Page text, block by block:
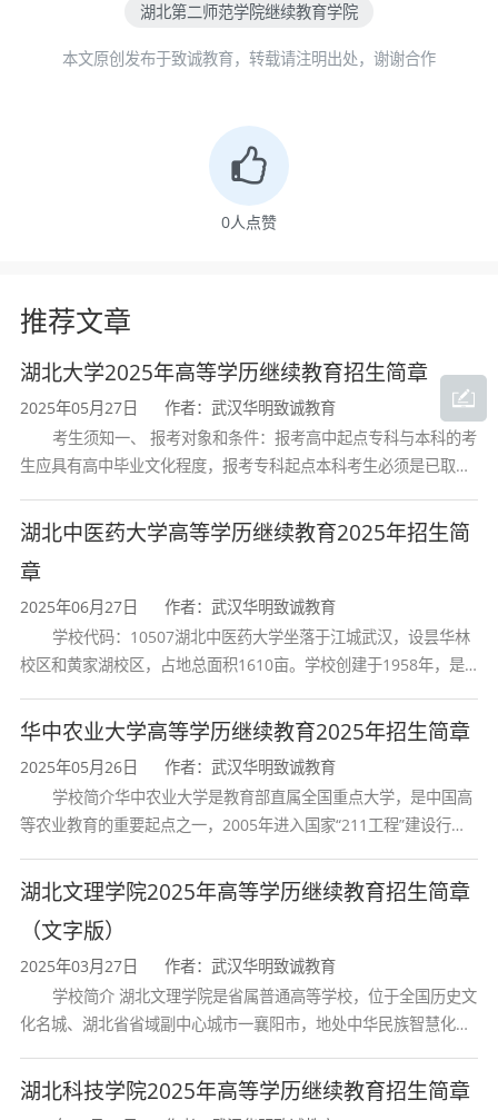
学、材料物理、人工智能、国
管理、应用化学、视觉传达设计
1、省属公办师范名校，行业认可度高
办本科高校，师范办学特色鲜明，教育类专业在湖北中
2、教学模式灵活，适配在职人群
化学习模式，配套官方线上教学平台，课程可随时回
看、自主安排进度，无强制线下集中授课，不占用工作
与休息时间，上班族、宝妈、在岗从业者均可轻松完成
学业。
3、录取通过率稳定，升学门槛友好：学校招生计划充
足，严格执行湖北省成考统一录取规则，年满25周岁可
享政策性加分，针对基础薄弱在职考生适配度高，历年
整体上岸率稳居省内前列。
业单位招聘、企业定岗加薪、异地落户、考研深造等多
重场景。
成绩、学位英语相关要求，即可申请成人高等教育学士
学位证书，双证齐全，等同于统招本科使用效力。
五、2026官方报考条件
本校严格遵循湖北省教育考试院招生准则，报考门槛宽
松、审核规范，无复杂从业限制，适配各类社会考生。
湖北第二师范学院继续教育学院
本文原创发布于致诚教育，转载请注明出处，谢谢合作
0人点赞
推荐文章
湖北大学2025年高等学历继续教育招生简章
2025年05月27日
作者：武汉华明致诚教育
考生须知一、 报考对象和条件：报考高中起点专科与本科的考
生应具有高中毕业文化程度，报考专科起点本科考生必须是已取得
构颁发的大学专科毕业证书的人
湖北中医药大学高等学历继续教育2025年招生简
章
2025年06月27日
作者：武汉华明致诚教育
学校代码：10507湖北中医药大学坐落于江城武汉，设昙华林
校区和黄家湖校区，占地总面积1610亩。学校创建于1958年，是
育和最早开办中医研究
华中农业大学高等学历继续教育2025年招生简章
2025年05月26日
作者：武汉华明致诚教育
学校简介华中农业大学是教育部直属全国重点大学，是中国高
等农业教育的重要起点之一，2005年进入国家“211工程”建设行
首轮“双一流”成效
湖北文理学院2025年高等学历继续教育招生简章
（文字版）
2025年03月27日
作者：武汉华明致诚教育
学校简介 湖北文理学院是省属普通高等学校，位于全国历史文
化名城、湖北省省域副中心城市一襄阳市，地处中华民族智慧化身
学校、全国普通
湖北科技学院2025年高等学历继续教育招生简章